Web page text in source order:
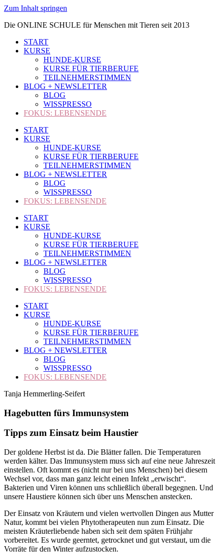
Zum Inhalt springen
Die ONLINE SCHULE für Menschen mit Tieren seit 2013
START
KURSE
HUNDE-KURSE
KURSE FÜR TIERBERUFE
TEILNEHMERSTIMMEN
BLOG + NEWSLETTER
BLOG
WISSPRESSO
FOKUS: LEBENSENDE
START
KURSE
HUNDE-KURSE
KURSE FÜR TIERBERUFE
TEILNEHMERSTIMMEN
BLOG + NEWSLETTER
BLOG
WISSPRESSO
FOKUS: LEBENSENDE
START
KURSE
HUNDE-KURSE
KURSE FÜR TIERBERUFE
TEILNEHMERSTIMMEN
BLOG + NEWSLETTER
BLOG
WISSPRESSO
FOKUS: LEBENSENDE
START
KURSE
HUNDE-KURSE
KURSE FÜR TIERBERUFE
TEILNEHMERSTIMMEN
BLOG + NEWSLETTER
BLOG
WISSPRESSO
FOKUS: LEBENSENDE
Tanja Hemmerling-Seifert
Hagebutten fürs Immunsystem
Tipps zum Einsatz beim Haustier
Der goldene Herbst ist da. Die Blätter fallen. Die Temperaturen
werden kälter. Das Immunsystem muss sich auf eine neue Jahreszeit
einstellen. Oft kommt es (nicht nur bei uns Menschen) bei diesem
Wechsel vor, dass man ganz leicht einen Infekt „erwischt“.
Bakterien und Viren können uns schließlich überall begegnen. Und
unsere Haustiere können sich über uns Menschen anstecken.
Der Einsatz von Kräutern und vielen wertvollen Dingen aus Mutter
Natur, kommt bei vielen Phytotherapeuten nun zum Einsatz. Die
meisten Kräuterliebende haben sich seit dem späten Frühjahr
vorbereitet. Es wurde geerntet, getrocknet und gut verstaut, um die
Vorräte für den Winter aufzustocken.